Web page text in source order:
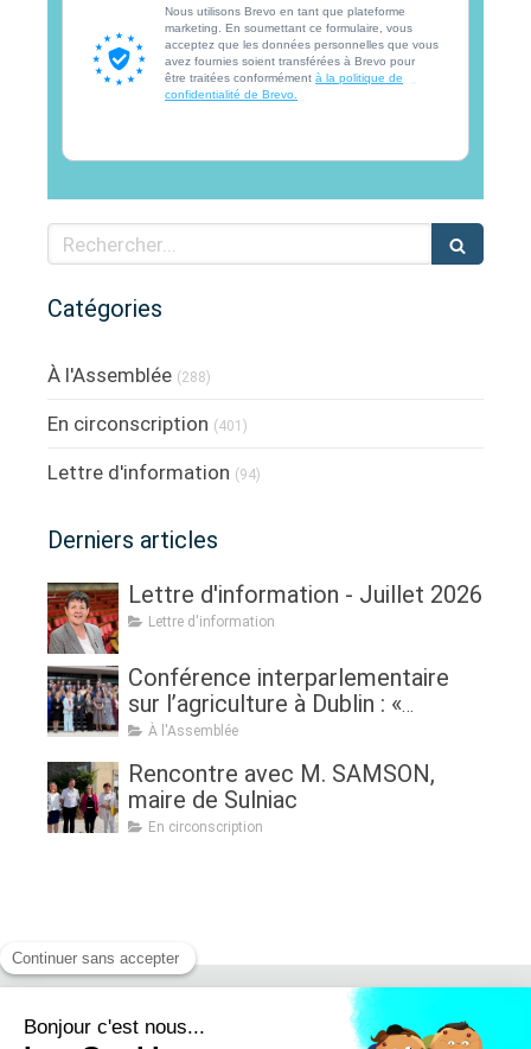
Nous utilisons Brevo en tant que plateforme
marketing. En soumettant ce formulaire, vous
acceptez que les données personnelles que vous
avez fournies soient transférées à Brevo pour
être traitées conformément à la politique de
confidentialité de Brevo.
Rechercher
Catégories
À l'Assemblée (288)
En circonscription (401)
Lettre d'information (94)
Derniers articles
Lettre d'information - Juillet 2026
Lettre d'information
Conférence interparlementaire
sur l’agriculture à Dublin : «
Assurer l'avenir de l'agriculture, de
Renouveau générationnel,
femmes dans l'agriculture et
sécurité alimentaire »
À l'Assemblée
Rencontre avec M. SAMSON,
maire de Sulniac
En circonscription
Retrouvez moi sur :